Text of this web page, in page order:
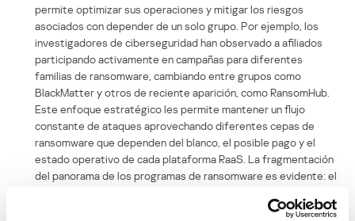
permite optimizar sus operaciones y mitigar los riesgos
asociados con depender de un solo grupo. Por ejemplo, los
investigadores de ciberseguridad han observado a afiliados
participando activamente en campañas para diferentes
familias de ransomware, cambiando entre grupos como
BlackMatter y otros de reciente aparición, como RansomHub.
Este enfoque estratégico les permite mantener un flujo
constante de ataques aprovechando diferentes cepas de
ransomware que dependen del blanco, el posible pago y el
estado operativo de cada plataforma RaaS. La fragmentación
del panorama de los programas de ransomware es evidente: el
aumentado de 43 a 68, y en el último año surgieron 31 nuevos